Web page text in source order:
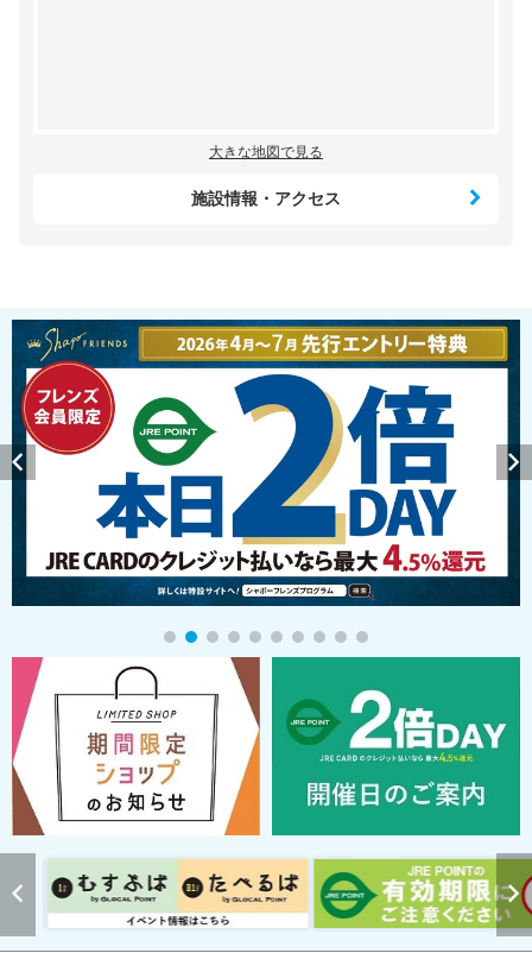
大きな地図で見る
施設情報・アクセス